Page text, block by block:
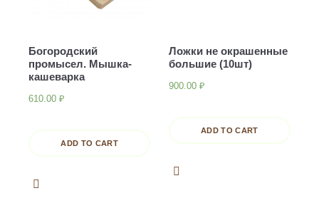
Богородский
промысел. Мышка-
кашеварка
610.00 ₽
ADD TO CART
Ложки не окрашенные
большие (10шт)
900.00 ₽
ADD TO CART